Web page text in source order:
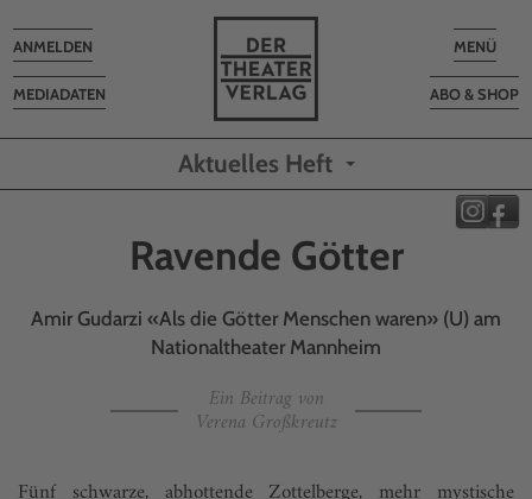
Toggle
MENÜ
ABO & SHOP
MEDIADATEN
Toggle
navigation
ANMELDEN
Aktuelles Heft
Ravende Götter
Amir Gudarzi «Als die Götter Menschen waren» (U) am
Nationaltheater Mannheim
Ein Beitrag von
Verena Großkreutz